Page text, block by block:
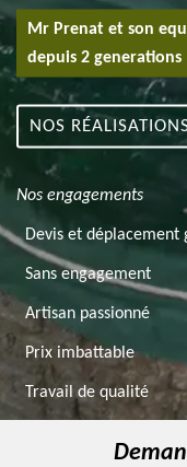
Mr Prenat et son
depuis 2 generations
NOS
Nos engagements
Devis et déplacement
Sans engagement
Artisan passionné
Prix imbattable
Travail de qualité